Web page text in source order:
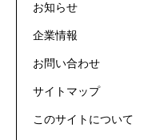
お知らせ
企業情報
お問い合わせ
サイトマップ
このサイトについて